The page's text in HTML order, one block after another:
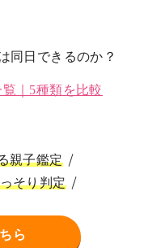
同日できるのか？
｜5種類を比較
親子鑑定
そり判定
ら